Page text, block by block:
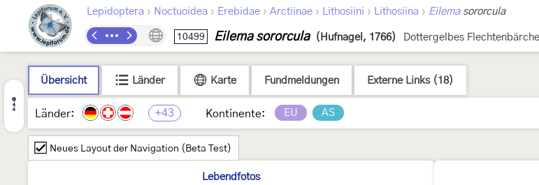
Lepidoptera › Noctuoidea › Erebidae › Arctiinae › Lithosiini › Lithosiina › Eilemasororcula
10499 Eilema sororcula (Hufnagel, 1766) Dottergelbes
Übersicht Länder Karte Fundmeldungen Externe Links (18)
Länder: +43 Kontinente: EU AS
Neues Layout der Navigation (Beta Test)
Lebendfotos